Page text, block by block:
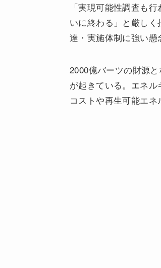
「実現可能性調査も
いに終わる」と厳し
達・実施体制に強い懸
2000億バーツの財源
が起きている。エネ
コストや再生可能エネ